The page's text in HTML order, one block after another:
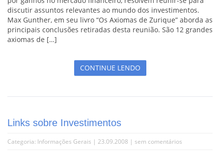
discutir assuntos relevantes ao mundo dos investimentos.
Max Gunther, em seu livro “Os Axiomas de Zurique” aborda as
principais conclusões retiradas desta reunião. São 12 grandes
axiomas de […]
CONTINUE LENDO
Links sobre Investimentos
Categoria: Informações Gerais | 23.09.2008 | sem comentários